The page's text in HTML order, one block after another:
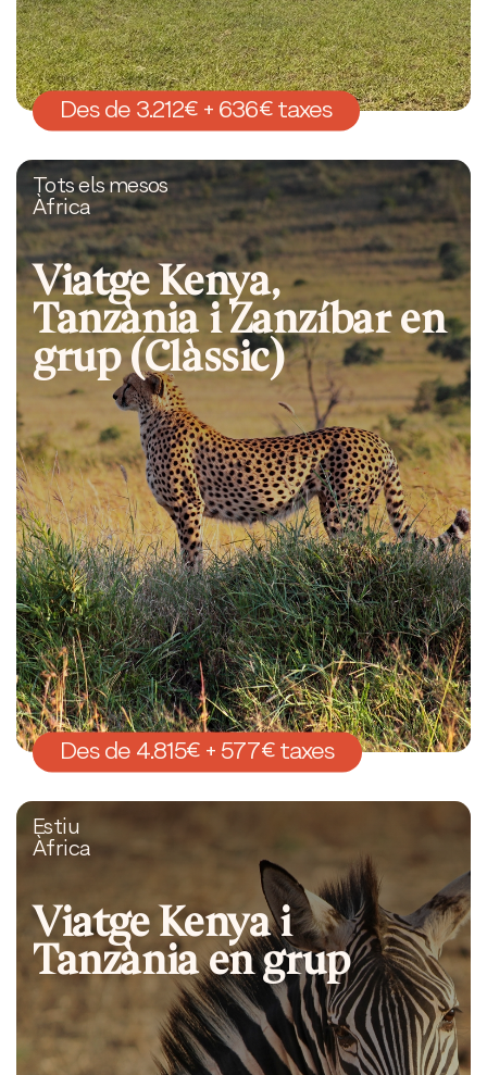
Des de 3.212€ + 636€ taxes
Tots els mesos
Àfrica
Viatge Kenya,
Tanzània i Zanzíbar en
grup (Clàssic)
Des de 4.815€ + 577€ taxes
Estiu
Àfrica
Viatge Kenya i
Tanzània en grup